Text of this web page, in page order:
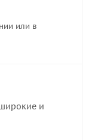
или в
и